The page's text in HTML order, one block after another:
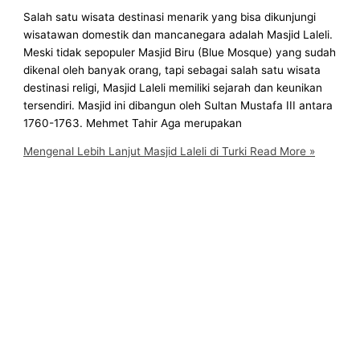
Salah satu wisata destinasi menarik yang bisa dikunjungi
wisatawan domestik dan mancanegara adalah Masjid Laleli.
Meski tidak sepopuler Masjid Biru (Blue Mosque) yang sudah
dikenal oleh banyak orang, tapi sebagai salah satu wisata
destinasi religi, Masjid Laleli memiliki sejarah dan keunikan
tersendiri. Masjid ini dibangun oleh Sultan Mustafa III antara
1760-1763. Mehmet Tahir Aga merupakan
Mengenal Lebih Lanjut Masjid Laleli di Turki Read More »